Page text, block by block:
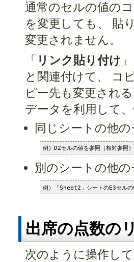
通常のセルの値の
を変更しても、 貼
変更されません。
「 リンク貼り付け
と関連付けて、 コ
ピー先も変更され
データを利用して
同じシートの他
別のシートの他
出席の点数の
次のように操作し